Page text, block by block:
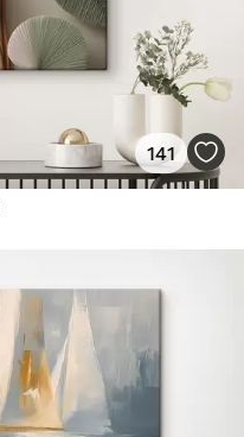
141